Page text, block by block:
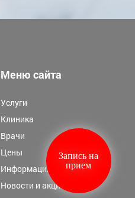
Меню сайта
Услуги
Клиника
Врачи
Цены
Информация
Новости и акции
Запись на
прием